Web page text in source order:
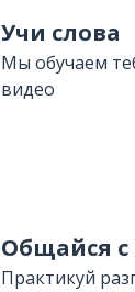
Учи слова
Мы обучаем
видео
Общайся с
Практикуй